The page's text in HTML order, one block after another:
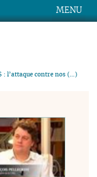
MENU
: l’attaque contre nos (…)